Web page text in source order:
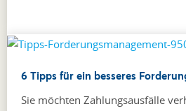
6 Tipps für ein besseres
Sie möchten Zahlungsausfälle